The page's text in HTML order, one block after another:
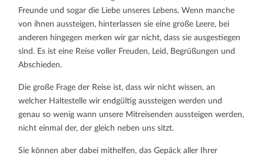
Freunde und sogar die Liebe unseres Lebens. Wenn manche
von ihnen aussteigen, hinterlassen sie eine große Leere, bei
anderen hingegen merken wir gar nicht, dass sie ausgestiegen
sind. Es ist eine Reise voller Freuden, Leid, Begrüßungen und
Abschieden.
Die große Frage der Reise ist, dass wir nicht wissen, an
welcher Haltestelle wir endgültig aussteigen werden und
genau so wenig wann unsere Mitreisenden aussteigen werden,
nicht einmal der, der gleich neben uns sitzt.
Sie können aber dabei mithelfen, das Gepäck aller Ihrer